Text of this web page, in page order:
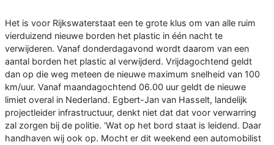
Het is voor Rijkswaterstaat een te grote klus om van alle ruim
vierduizend nieuwe borden het plastic in één nacht te
verwijderen. Vanaf donderdagavond wordt daarom van een
aantal borden het plastic al verwijderd. Vrijdagochtend geldt
dan op die weg meteen de nieuwe maximum snelheid van 100
km/uur. Vanaf maandagochtend 06.00 uur geldt de nieuwe
limiet overal in Nederland. Egbert-Jan van Hasselt, landelijk
projectleider infrastructuur, denkt niet dat dat voor verwarring
zal zorgen bij de politie. ‘Wat op het bord staat is leidend. Daar
handhaven wij ook op. Mocht er dit weekend een automobilist